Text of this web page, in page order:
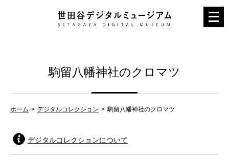
メ
ニ
駒留八幡神社のクロマツ
ホーム デジタルコレクション 駒留八幡神社のクロマツ
デジタルコレクションについて